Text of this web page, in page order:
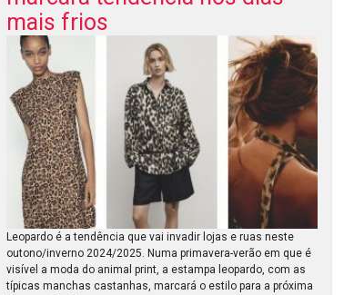
mais frios
Leopardo é a tendência que vai invadir lojas e ruas neste
outono/inverno 2024/2025. Numa primavera-verão em que é
visível a moda do animal print, a estampa leopardo, com as
típicas manchas castanhas, marcará o estilo para a próxima